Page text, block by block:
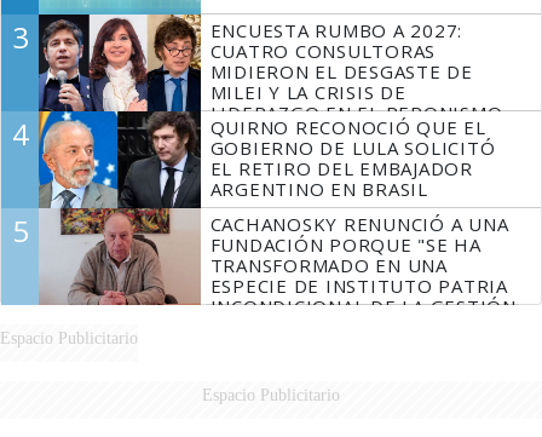
3
ENCUESTA RUMBO A 2027:
CUATRO CONSULTORAS
MIDIERON EL DESGASTE DE
MILEI Y LA CRISIS DE
LIDERAZGO EN EL PERONISMO
4
QUIRNO RECONOCIÓ QUE EL
GOBIERNO DE LULA SOLICITÓ
EL RETIRO DEL EMBAJADOR
ARGENTINO EN BRASIL
5
CACHANOSKY RENUNCIÓ A UNA
FUNDACIÓN PORQUE "SE HA
TRANSFORMADO EN UNA
ESPECIE DE INSTITUTO PATRIA
INCONDICIONAL DE LA GESTIÓN
Espacio Publicitario
Espacio Publicitario